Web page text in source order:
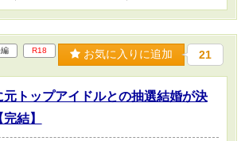
R18 お気に入りに追加 21
元トップアイドルとの抽選結婚が決
結】